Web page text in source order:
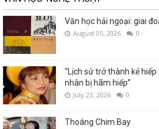
Văn học hải ngoại: giai
August 05, 2026 0
“Lịch sử trở thành kẻ
nhân bị hãm hiếp”
July 23, 2026 0
Thoáng Chim Bay